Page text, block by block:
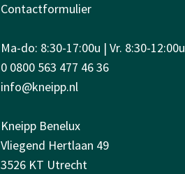
Contactformulier
Ma-do: 8:30-17:00u | Vr. 8:30-12:00u
0 0800 563 477 46 36
info@kneipp.nl
Kneipp Benelux
Vliegend Hertlaan 49
3526 KT Utrecht